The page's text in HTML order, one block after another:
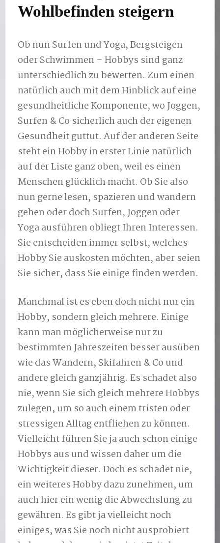
Wohlbefinden steigern
Ob nun Surfen und Yoga, Bergsteigen
oder Schwimmen – Hobbys sind ganz
unterschiedlich zu bewerten. Zum einen
natürlich auch mit dem Hinblick auf eine
gesundheitliche Komponente, wo Joggen,
Surfen & Co sicherlich auch der eigenen
Gesundheit guttut. Auf der anderen Seite
steht ein Hobby in erster Linie natürlich
auf der Liste ganz oben, weil es einen
Menschen glücklich macht. Ob Sie also
nun gerne lesen, spazieren und wandern
gehen oder doch Surfen, Joggen oder
Yoga ausführen obliegt Ihren Interessen.
Sie entscheiden immer selbst, welches
Hobby Sie auskosten möchten, aber seien
Sie sicher, dass Sie einige finden werden.
Manchmal ist es eben doch nicht nur ein
Hobby, sondern gleich mehrere. Einige
kann man möglicherweise nur zu
bestimmten Jahreszeiten besser ausüben
wie das Wandern, Skifahren & Co und
andere gleich ganzjährig. Es schadet also
nie, wenn Sie sich gleich mehrere Hobbys
zulegen, um so auch einem tristen oder
stressigen Alltag entfliehen zu können.
Vielleicht führen Sie ja auch schon einige
Hobbys aus und wissen daher um die
Wichtigkeit dieser. Doch es schadet nie,
ein weiteres Hobby dazu zunehmen, um
auch hier ein wenig die Abwechslung zu
gewähren. Es gibt ja vielleicht noch
einiges, was Sie noch nicht ausprobiert